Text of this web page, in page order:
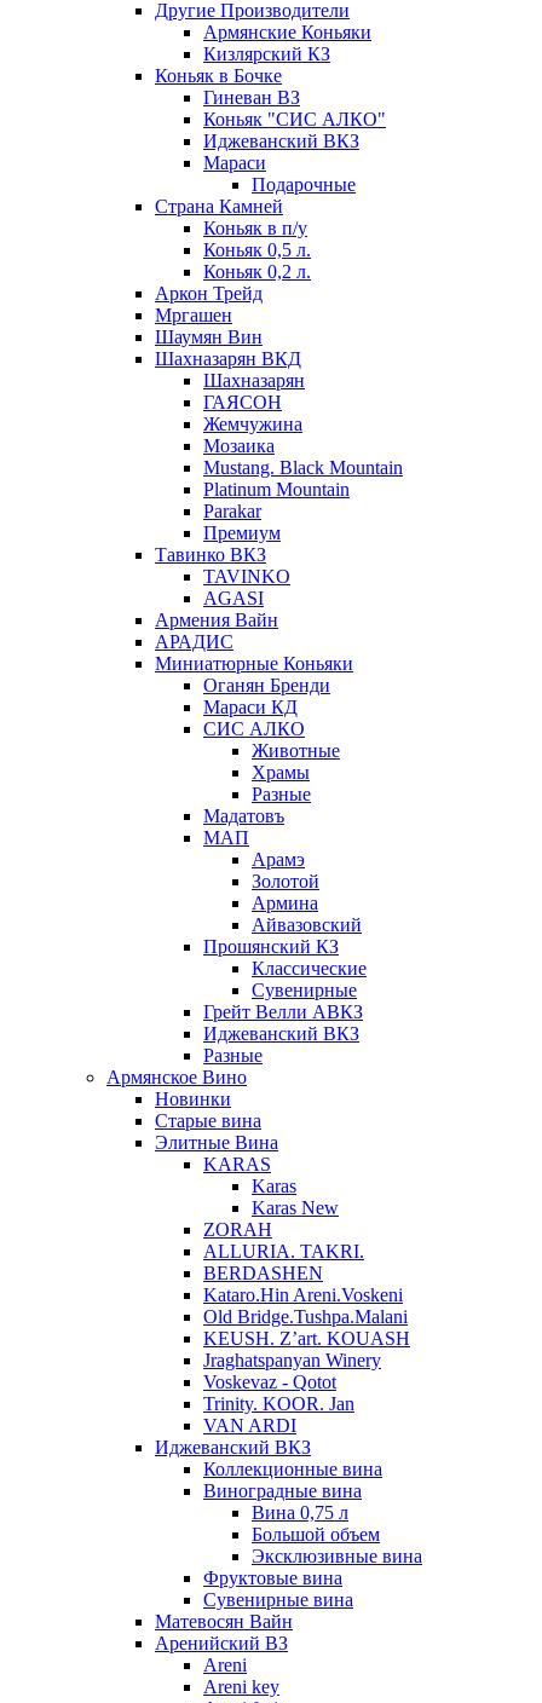
Другие Производители
Армянские Коньяки
Кизлярский КЗ
Коньяк в Бочке
Гиневан ВЗ
Коньяк "СИС АЛКО"
Иджеванский ВКЗ
Мараси
Подарочные
Страна Камней
Коньяк в п/у
Коньяк 0,5 л.
Коньяк 0,2 л.
Аркон Трейд
Мргашен
Шаумян Вин
Шахназарян ВКД
Шахназарян
ГАЯСОН
Жемчужина
Мозаика
Mustang. Black Mountain
Platinum Mountain
Parakar
Премиум
Тавинко ВКЗ
TAVINKO
AGASI
Армения Вайн
АРАДИС
Миниатюрные Коньяки
Оганян Бренди
Мараси КД
СИС АЛКО
Животные
Храмы
Разные
Мадатовъ
МАП
Арамэ
Золотой
Армина
Айвазовский
Прошянский КЗ
Классические
Сувенирные
Грейт Велли АВКЗ
Иджеванский ВКЗ
Разные
Армянское Вино
Новинки
Старые вина
Элитные Вина
KARAS
Karas
Karas New
ZORAH
ALLURIA. TAKRI.
BERDASHEN
Kataro.Hin Areni.Voskeni
Old Bridge.Tushpa.Malani
KEUSH. Z’art. KOUASH
Jraghatspanyan Winery
Voskevaz - Qotot
Trinity. KOOR. Jan
VAN ARDI
Иджеванский ВКЗ
Коллекционные вина
Виноградные вина
Вина 0,75 л
Большой объем
Эксклюзивные вина
Фруктовые вина
Cувенирные вина
Матевосян Вайн
Аренийский ВЗ
Areni
Areni key